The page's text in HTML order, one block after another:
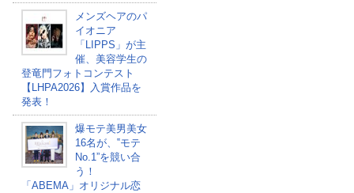
メンズヘアのパ
イオニア
「LIPPS」が主
催、美容学生の
登竜門フォトコンテスト
【LHPA2026】入賞作品を
発表！
爆モテ美男美女
16名が、‟モテ
No.1”を競い合
う！
「ABEMA」オリジナル恋